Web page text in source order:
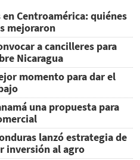
en Centroamérica: quiénes
mejoraron
a cancilleres para
Nicaragua
momento para dar el
una propuesta para
lanzó estrategia de
inversión al agro